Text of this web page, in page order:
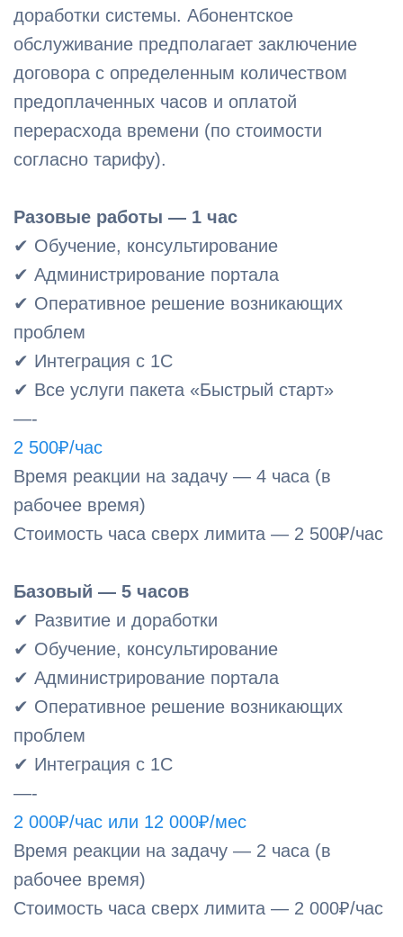
доработки системы. Абонентское
обслуживание предполагает заключение
договора с определенным количеством
предоплаченных часов и оплатой
перерасхода времени (по стоимости
согласно тарифу).
Разовые работы — 1 час
✔ Обучение, консультирование
✔ Администрирование портала
✔ Оперативное решение возникающих
проблем
✔ Интеграция с 1С
✔ Все услуги пакета «Быстрый старт»
—-
2 500₽/час
Время реакции на задачу — 4 часа (в
рабочее время)
Стоимость часа сверх лимита — 2 500₽/час
Базовый — 5 часов
✔ Развитие и доработки
✔ Обучение, консультирование
✔ Администрирование портала
✔ Оперативное решение возникающих
проблем
✔ Интеграция с 1С
—-
2 000₽/час или 12 000₽/мес
Время реакции на задачу — 2 часа (в
рабочее время)
Стоимость часа сверх лимита — 2 000₽/час